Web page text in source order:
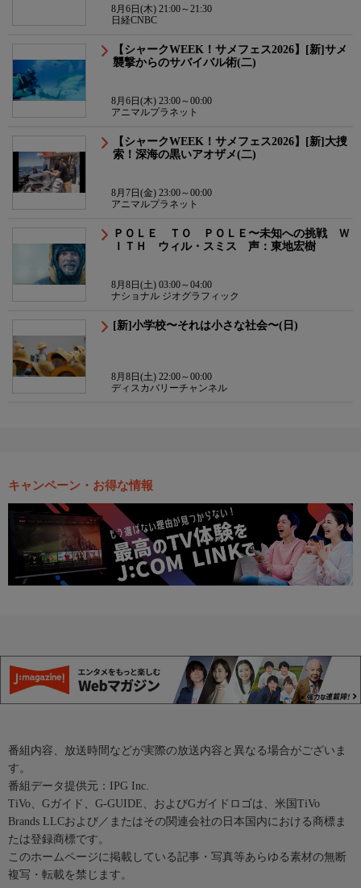
8月6日(木) 21:00～21:30
日経CNBC
【シャークWEEK！サメフェス2026】[新]サメ
襲撃からのサバイバル術(二)
8月6日(木) 23:00～00:00
アニマルプラネット
【シャークWEEK！サメフェス2026】[新]大捜
索！深海の黒いアオザメ(二)
8月7日(金) 23:00～00:00
アニマルプラネット
ＰＯＬＥ ＴＯ ＰＯＬＥ〜未知への挑戦 Ｗ
ＩＴＨ ウィル・スミス 声：東地宏樹
8月8日(土) 03:00～04:00
ナショナル ジオグラフィック
[新]小学校〜それは小さな社会〜(日)
8月8日(土) 22:00～00:00
ディスカバリーチャンネル
キャンペーン・お得な情報
番組内容、放送時間などが実際の放送内容と異なる場合がございま
す。
番組データ提供元：IPG Inc.
TiVo、Gガイド、G-GUIDE、およびGガイドロゴは、米国TiVo
Brands LLCおよび／またはその関連会社の日本国内における商標ま
たは登録商標です。
このホームページに掲載している記事・写真等あらゆる素材の無断
複写・転載を禁じます。